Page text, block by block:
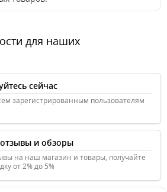
для наших
сейчас
зарегистрированным пользователям
и обзоры
на наш магазин и товары, получайте
от 2% до 5%